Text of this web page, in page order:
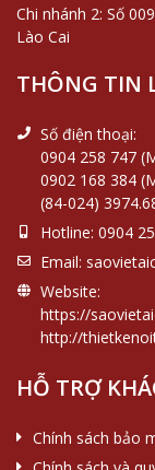
Chi nhánh 2: Số
Lào Cai
THÔNG TIN
Số điện thoại:
0904 258 747
0902 168 384
(84-024)
Hotline: 0904
Email:
Website:
https://
http://
HỖ TRỢ
Chính sách bảo